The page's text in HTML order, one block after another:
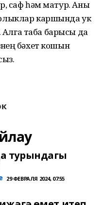
саф һәм матур. Аны
каршында ук
таба барысы да
бәхет кошын
турындагы
29 ФЕВРАЛЯ 2024, 07:55